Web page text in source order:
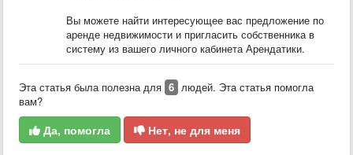
Вы можете найти интересующее вас предложение по
аренде недвижимости и пригласить собственника в
систему из вашего личного кабинета Арендатики.
Эта статья была полезна для 6 людей. Эта статья помогла
вам?
Да, помогла Нет, не для меня